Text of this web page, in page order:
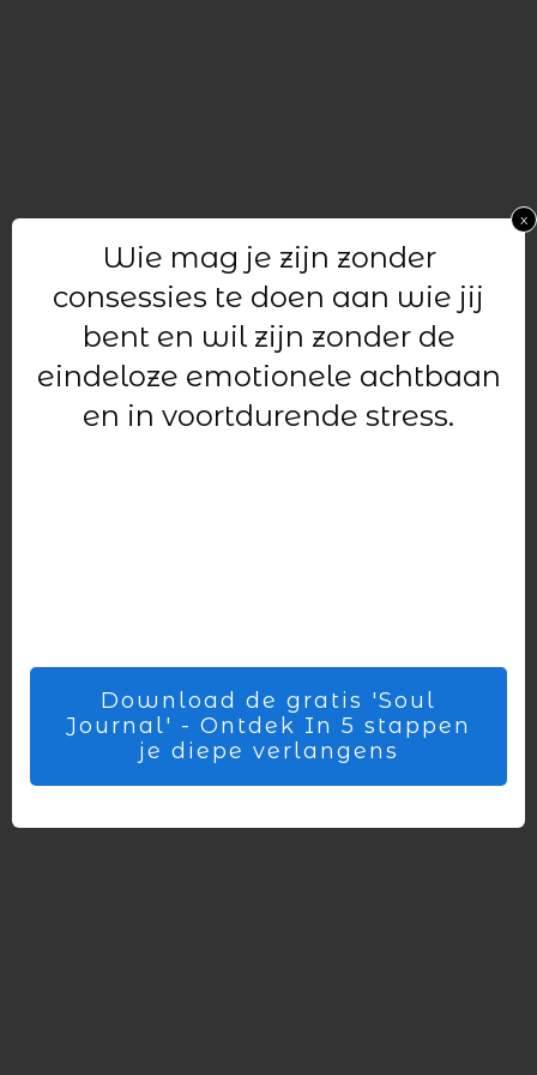
Wie mag je zijn zonder
consessies te doen aan wie jij
bent en wil zijn zonder de
eindeloze emotionele achtbaan
en in voortdurende stress.
Download de gratis 'Soul
Journal' - Ontdek In 5 stappen
je diepe verlangens
x